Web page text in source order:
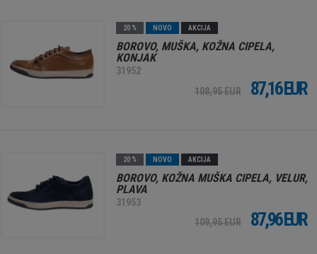
20 % NOVO AKCIJA
BOROVO, MUŠKA, KOŽNA CIPELA,
KONJAK
31952
108,95 EUR
87,16 EUR
20 % NOVO AKCIJA
BOROVO, KOŽNA MUŠKA CIPELA, VELUR,
PLAVA
31953
109,95 EUR
87,96 EUR